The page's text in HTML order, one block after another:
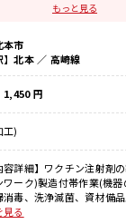
残業代を上乗せ≫
で、
一緒にプライベート満喫！
リ≫
消♪
提案≫
相談できる、
もっと見る
本市
】北本 ／ 高崎線
1,450 円
工)
容詳細】ワクチン注射剤
ワーク)製造付帯作業(機
消毒、洗浄滅菌、資材備
造記録、手順書案、依頼
る